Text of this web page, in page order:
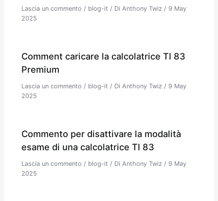
Lascia un commento / blog-it / Di Anthony Twiz / 9 May
2025
Comment caricare la calcolatrice TI 83
Premium
Lascia un commento / blog-it / Di Anthony Twiz / 9 May
2025
Commento per disattivare la modalità
esame di una calcolatrice TI 83
Lascia un commento / blog-it / Di Anthony Twiz / 9 May
2025